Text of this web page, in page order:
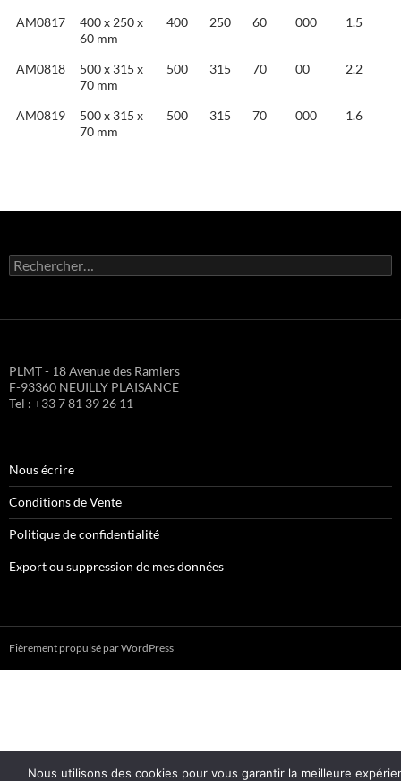
AM0817
400 x 250 x
60 mm
400 250 60 000 1.5
AM0818
500 x 315 x
70 mm
500 315 70 00 2.2
AM0819
500 x 315 x
70 mm
500 315 70 000 1.6
Rechercher :
PLMT - 18 Avenue des Ramiers
F-93360 NEUILLY PLAISANCE
Tel : +33 7 81 39 26 11
Nous écrire
Conditions de Vente
Politique de confidentialité
Export ou suppression de mes données
Fièrement propulsé par WordPress
Nous utilisons des cookies pour vous garantir la meilleure